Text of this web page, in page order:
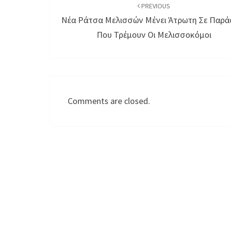
PREVIOUS
Νέα Ράτσα Μελισσών Μένει Άτρωτη Σε
Που Τρέμουν Οι Μελισσοκόμοι
Comments are closed.